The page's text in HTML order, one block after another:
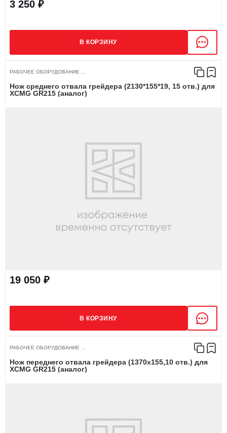
3 250 ₽
В КОРЗИНУ
РАБОЧЕЕ ОБОРУДОВАНИЕ ...
Нож среднего отвала грейдера (2130*155*19, 15 отв.) для
XCMG GR215 (аналог)
19 050 ₽
В КОРЗИНУ
РАБОЧЕЕ ОБОРУДОВАНИЕ ...
Нож переднего отвала грейдера (1370х155,10 отв.) для
XCMG GR215 (аналог)